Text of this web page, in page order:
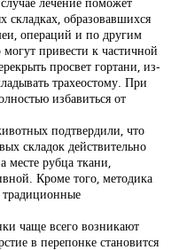
складках, образовавшихся
операций и по другим
привести к частичной
просвет гортани, из-
трахеостому. При
избавиться от
подтвердили, что
складок действительно
месте рубца ткани,
Кроме того, методика
чаще всего возникают
в перепонке становится